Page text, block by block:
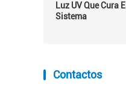
Luz UV Que Cura El
Sistema
Contactos